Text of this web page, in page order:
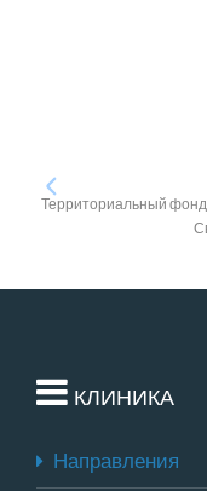
Территориальный фонд
КЛИНИКА
Направления